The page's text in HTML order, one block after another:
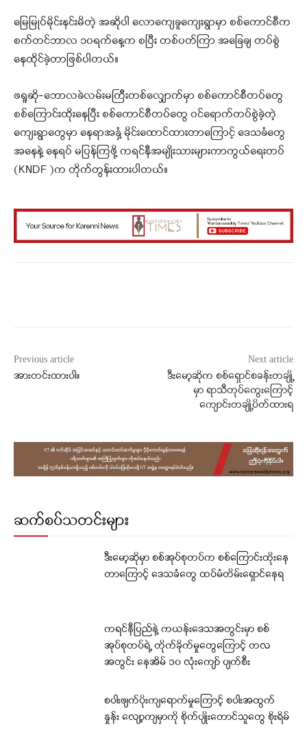
မြေမြုပ်မိုင်းနင်းမိတဲ့ အဆိုပါ လောကျေခူကျေးရွာမှာ စစ်ကောင်စီက
စက်တင်ဘာလ ၁၀ရက်နေ့က စပြီး တစ်ပတ်ကြာ အခြေချ တပ်စွဲ
နေထိုင်ခဲ့တာဖြစ်ပါတယ်။
ဖရူဆို-ဘောလခဲလမ်းမကြီးတစ်လျှောက်မှာ စစ်ကောင်စီတပ်တွေ
စစ်ကြောင်းထိုးနေပြီး စစ်ကောင်စီတပ်တွေ ၀င်ရောက်တပ်စွဲခဲ့တဲ့
ကျေးရွာတွေမှာ နေရာအနှံ့ မိုင်းထောင်ထားတာကြောင့် ဒေသခံတွေ
အနေနဲ့ နေရပ် မပြန်ကြဖို့ ကရင်နီအမျိုးသားများကာကွယ်ရေးတပ်
(KNDF )က တိုက်တွန်းထားပါတယ်။
Previous article
အားတင်းထားပါ။
Next article
ဒီးမော့ဆိုက စစ်‌ရှောင်စခန်းတချို့
မှာ ရာသီတုပ်ကွေးကြောင့်
ကျောင်းတချို့ပိတ်ထားရ
ဆက်စပ်သတင်းများ
ဒီးမော့ဆိုမှာ စစ်အုပ်စုတပ်က စစ်ကြောင်းထိုးနေ
တာကြောင့် ဒေသခံတွေ ထပ်မံတိမ်းရှောင်နေရ
ကရင်နီပြည်နဲ့ ကယန်းဒေသအတွင်းမှာ စစ်
အုပ်စုတပ်ရဲ့ တိုက်ခိုက်မှုတွေကြောင့် တလ
အတွင်း နေအိမ် ၁၀ လုံးကျော် ပျက်စီး
စပါးဖျက်ပိုးကျရောက်မှုကြောင့် စပါးအထွက်
နှုန်း လျော့ကျမှာကို စိုက်ပျိုးတောင်သူတွေ စိုးရိမ်